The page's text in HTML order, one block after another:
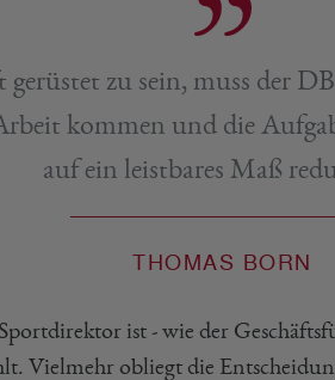
zu sein, muss der
kommen und die
auf ein leistbares Maß
THOMAS BORN
ist - wie der
Vielmehr obliegt die